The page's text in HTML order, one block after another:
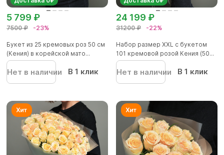
7500 ₽ -23%
5 799 ₽
Букет из 25 кремовых роз 50 см
(Кения) в корейской мато...
Нет в наличии В 1 клик
31200 ₽ -22%
24 199 ₽
Набор размер XXL с букетом
101 кремовой розой Кения (50...
Нет в наличии В 1 клик